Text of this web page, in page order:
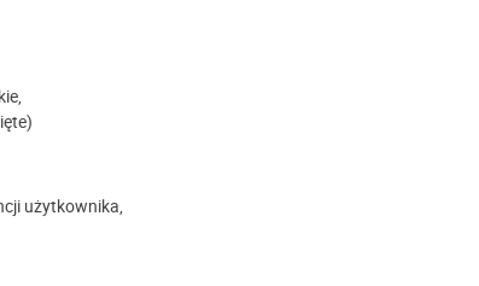
użytkownika,